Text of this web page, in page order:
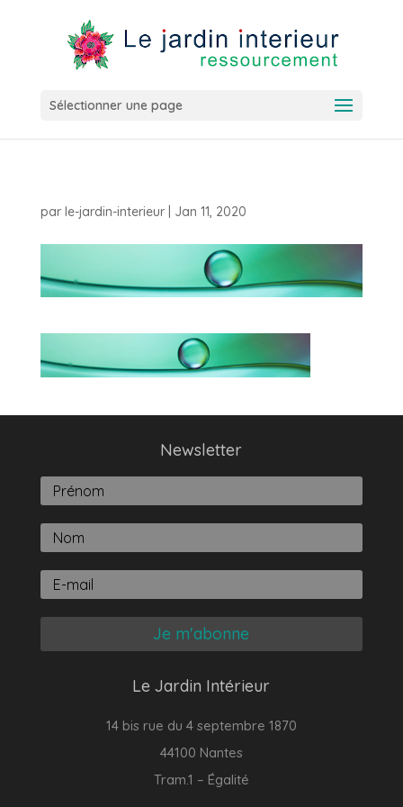
Sélectionner une page
par le-jardin-interieur| Jan 11, 2020
Newsletter
Je m'abonne
Le Jardin Intérieur
14 bis rue du 4 septembre 1870
44100 Nantes
Tram.1 – Égalité